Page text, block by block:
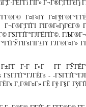
ГІГ» Г¬Г®Г¦ГҐГёГј
Г­Г­Г®Г© Г¤Г«Гї
Г¬Г®Г¦ГҐГІ
ГЅГ­ГҐГ°ГЈГЁГҐГ©.
ГЈГ®Г¤Г»
Г«Г Г­Г ГЎГЁГ°Г
ГЅГ­ГҐГ°ГЈГЁГѕ - -
Г‚Г®Г¤Г» ГЁ Гў Г§Г